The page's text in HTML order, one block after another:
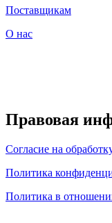
Поставщикам
О нас
Правовая
Согласие на
Политика
Политика в